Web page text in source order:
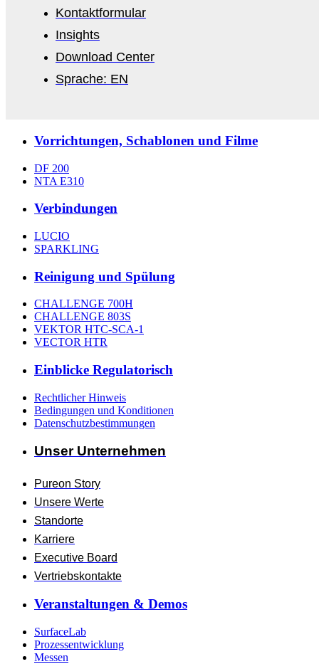
Kontaktformular
Insights
Download Center
Sprache: EN
Vorrichtungen, Schablonen und Filme
DF 200
NTA E310
Verbindungen
LUCIO
SPARKLING
Reinigung und Spülung
CHALLENGE 700H
CHALLENGE 803S
VEKTOR HTC-SCA-1
VECTOR HTR
Einblicke Regulatorisch
Rechtlicher Hinweis
Bedingungen und Konditionen
Datenschutzbestimmungen
Unser Unternehmen
Pureon Story
Unsere Werte
Standorte
Karriere
Executive Board
Vertriebskontakte
Veranstaltungen & Demos
SurfaceLab
Prozessentwicklung
Messen